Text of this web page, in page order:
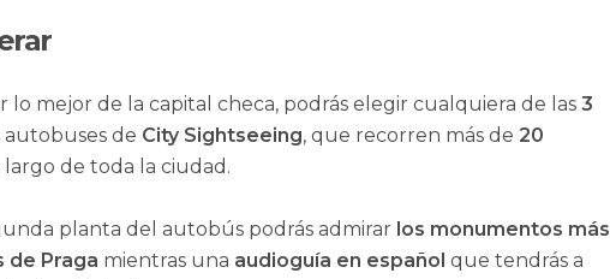
lo mejor de la capital checa, podrás elegir cualquiera de las 3
autobuses de City Sightseeing, que recorren más de 20
largo de toda la ciudad.
planta del autobús podrás admirar los monumentos más
de Praga mientras una audioguía en español que tendrás a